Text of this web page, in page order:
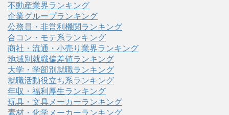
不動産業界ランキング
企業グループランキング
公務員・非営利機関ランキング
合コン・モテ系ランキング
商社・流通・小売り業界ランキング
地域別就職偏差値ランキング
大学・学部別就職ランキング
就職活動役立ち系ランキング
年収・福利厚生ランキング
玩具・文具メーカーランキング
素材・化学メーカーランキング